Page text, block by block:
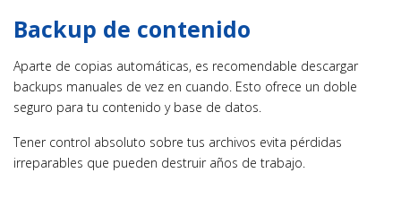
Backup de contenido
Aparte de copias automáticas, es recomendable descargar
backups manuales de vez en cuando. Esto ofrece un doble
seguro para tu contenido y base de datos.
Tener control absoluto sobre tus archivos evita pérdidas
irreparables que pueden destruir años de trabajo.